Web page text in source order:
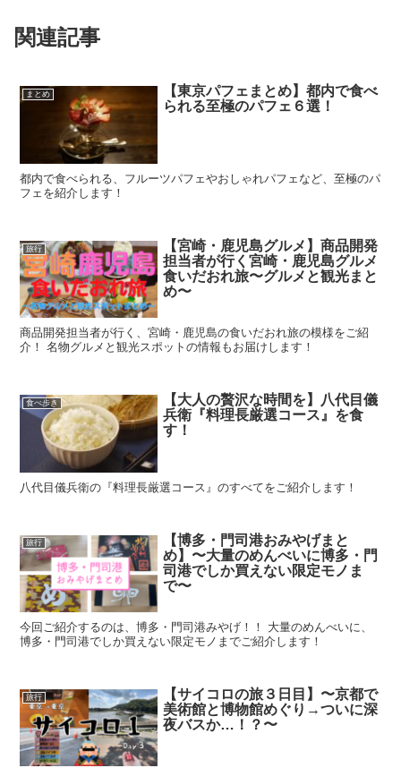
関連記事
まとめ
【東京パフェまとめ】都内で食べ
られる至極のパフェ６選！
都内で食べられる、フルーツパフェやおしゃれパフェなど、至極のパ
フェを紹介します！
旅行
【宮崎・鹿児島グルメ】商品開発
担当者が行く宮崎・鹿児島グルメ
食いだおれ旅〜グルメと観光まと
め〜
商品開発担当者が行く、宮崎・鹿児島の食いだおれ旅の模様をご紹
介！ 名物グルメと観光スポットの情報もお届けします！
食べ歩き
【大人の贅沢な時間を】八代目儀
兵衛『料理長厳選コース』を食
す！
八代目儀兵衛の『料理長厳選コース』のすべてをご紹介します！
旅行
【博多・門司港おみやげまと
め】〜大量のめんべいに博多・門
司港でしか買えない限定モノま
で〜
今回ご紹介するのは、博多・門司港みやげ！！ 大量のめんべいに、
博多・門司港でしか買えない限定モノまでご紹介します！
旅行
【サイコロの旅３日目】〜京都で
美術館と博物館めぐり→ついに深
夜バスか…！？〜